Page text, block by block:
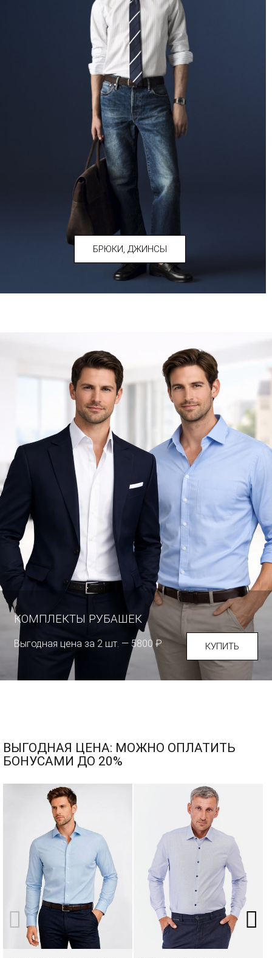
БРЮКИ, ДЖИНСЫ
КОМПЛЕКТЫ РУБАШЕК
Выгодная цена за 2 шт. — 5800 ₽ КУПИТЬ
ВЫГОДНАЯ ЦЕНА: МОЖНО ОПЛАТИТЬ
БОНУСАМИ ДО 20%